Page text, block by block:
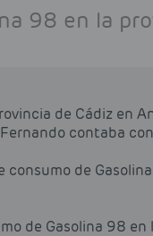
98 en la
de Cádiz en
contaba
consumo de
de Gasolina 98 en